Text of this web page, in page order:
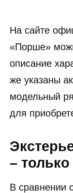
На сайте
«Порше»
описание
же указаны
модельный
для
–
В сравнении